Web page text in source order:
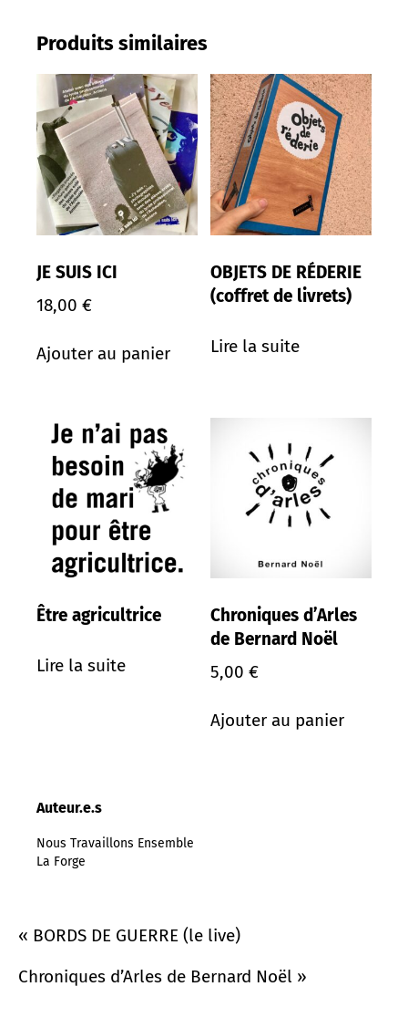
Auteur.e.s
Nous Travaillons Ensemble
La Forge
Produits similaires
JE SUIS ICI
18,00€
Ajouter au panier
OBJETS DE RÉDERIE
(coffret de livrets)
Lire la suite
Être agricultrice
Lire la suite
Chroniques d’Arles
de Bernard Noël
5,00€
Ajouter au panier
« BORDS DE GUERRE (le live)
Chroniques d’Arles de Bernard Noël »